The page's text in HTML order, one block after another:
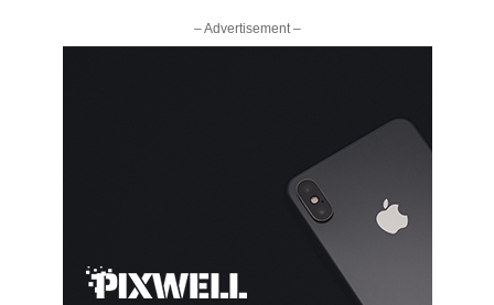
– Advertisement –